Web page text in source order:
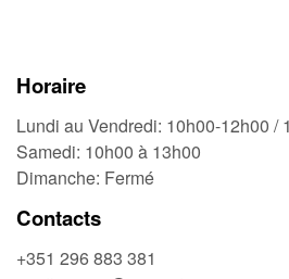
Horaire
Lundi au Vendredi: 10h00-12h00 /
Samedi: 10h00 à 13h00
Dimanche: Fermé
Contacts
+351 296 883 381